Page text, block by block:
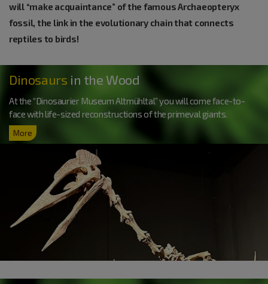
will “make acquaintance” of the famous Archaeopteryx
fossil, the link in the evolutionary chain that connects
reptiles to birds!
Dinosaurs in the Wood
At the “Dinosaurier Museum Altmühltal” you will come face-to-
face with life-sized reconstructions of the primeval giants.
More